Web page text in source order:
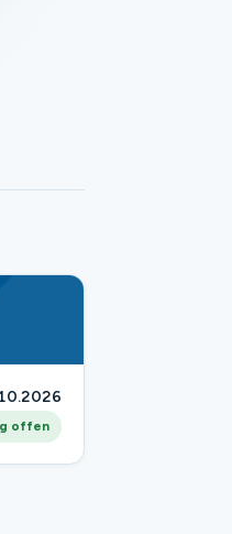
offen